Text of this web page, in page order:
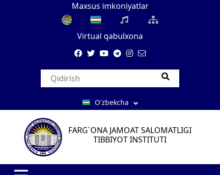
Maxsus imkoniyatlar
Virtual qabulxona
O'zbekcha
FARG`ONA JAMOAT SALOMATLIGI
TIBBIYOT INSTITUTI